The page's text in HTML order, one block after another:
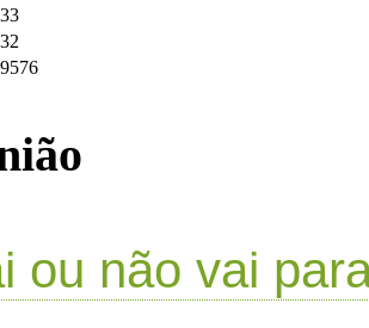
ou não vai